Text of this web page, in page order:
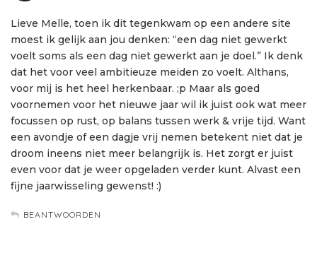
Lieve Melle, toen ik dit tegenkwam op een andere site
moest ik gelijk aan jou denken: “een dag niet gewerkt
voelt soms als een dag niet gewerkt aan je doel.” Ik denk
dat het voor veel ambitieuze meiden zo voelt. Althans,
voor mij is het heel herkenbaar. ;p Maar als goed
voornemen voor het nieuwe jaar wil ik juist ook wat meer
focussen op rust, op balans tussen werk & vrije tijd. Want
een avondje of een dagje vrij nemen betekent niet dat je
droom ineens niet meer belangrijk is. Het zorgt er juist
even voor dat je weer opgeladen verder kunt. Alvast een
fijne jaarwisseling gewenst! :)
BEANTWOORDEN